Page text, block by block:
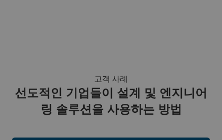
고객 사례
선도적인 기업들이 설계 및 엔지니어
링 솔루션을 사용하는 방법